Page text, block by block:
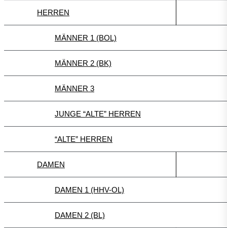
HERREN
MÄNNER 1 (BOL)
MÄNNER 2 (BK)
MÄNNER 3
JUNGE “ALTE” HERREN
“ALTE” HERREN
DAMEN
DAMEN 1 (HHV-OL)
DAMEN 2 (BL)